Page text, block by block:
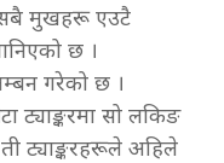
सबै मुखहरू एउटै
छ ।
गरेको छ ।
ट्याङ्करमा सो लकिङ
ट्याङ्करहरूले अहिले